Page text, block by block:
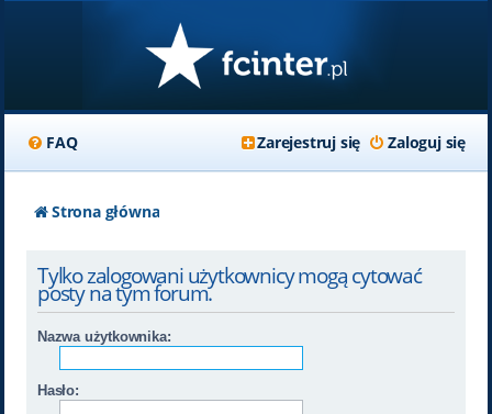
FAQ Zaloguj się
Zarejestruj się
Strona główna
Tylko zalogowani użytkownicy mogą cytować
posty na tym forum.
Nazwa użytkownika:
Hasło: